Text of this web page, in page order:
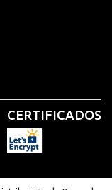
CERTIFICADOS